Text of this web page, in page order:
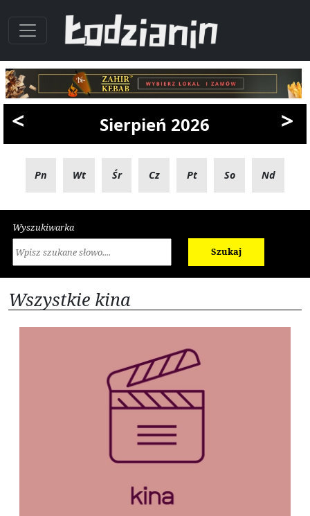
< Sierpień 2026 >
Pn Wt Śr Cz Pt So Nd
Wyszukiwarka
Szukaj
Wszystkie kina